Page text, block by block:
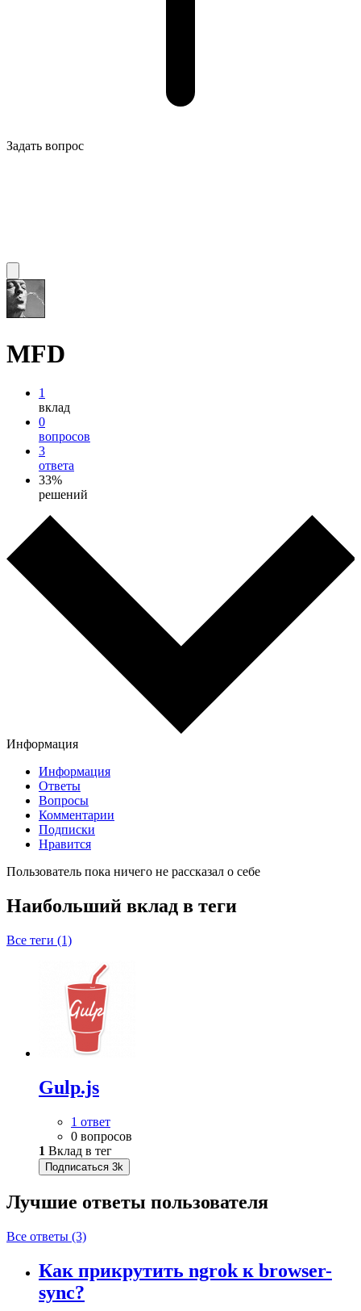
Задать вопрос
MFD
1
вклад
0
вопросов
3
ответа
33%
решений
Информация
Информация
Ответы
Вопросы
Комментарии
Подписки
Нравится
Пользователь пока ничего не рассказал о себе
Наибольший вклад в теги
Все теги (1)
Gulp.js
1 ответ
0 вопросов
1 Вклад в тег
Подписаться 3k
Лучшие ответы пользователя
Все ответы (3)
Как прикрутить ngrok к browser-
sync?